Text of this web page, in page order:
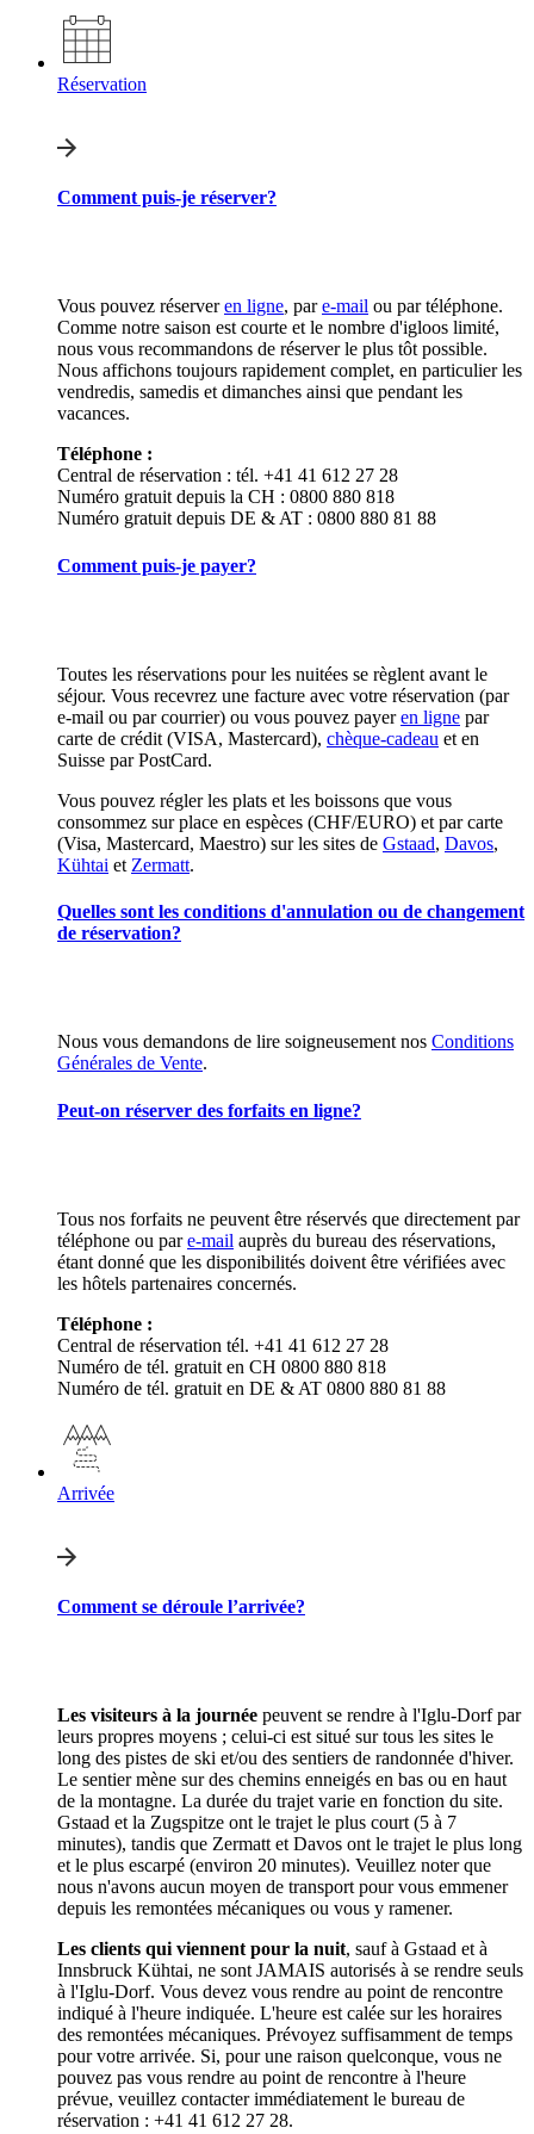
Réservation
Comment puis-je réserver?
Vous pouvez réserveren ligne, pare-mail ou par téléphone.
Comme notre saison est courte et le nombre d'igloos limité,
nous vous recommandons de réserver le plus tôt possible.
Nous affichons toujours rapidement complet, en particulier les
vendredis, samedis et dimanches ainsi que pendant les
vacances.
Téléphone :
Central de réservation : tél. +41 41 612 27 28
Numéro gratuit depuis la CH : 0800 880 818
Numéro gratuit depuis DE & AT : 0800 880 81 88
Comment puis-je payer?
Toutes les réservations pour les nuitées se règlent avant le
séjour. Vous recevrez une facture avec votre réservation (par
e-mail ou par courrier) ou vous pouvez payeren ligne par
carte de crédit (VISA, Mastercard), chèque-cadeau et en
Suisse par PostCard.
Vous pouvez régler les plats et les boissons que vous
consommez sur place en espèces (CHF/EURO) et par carte
(Visa, Mastercard, Maestro) sur les sites de Gstaad, Davos,
Kühtai et Zermatt.
Quelles sont les conditions d'annulation ou de changement
de réservation?
Nous vous demandons de lire soigneusement nos Conditions
Générales de Vente.
Peut-on réserver des forfaits en ligne?
Tous nos forfaits ne peuvent être réservés que directement par
téléphone ou pare-mail auprès du bureau des réservations,
étant donné que les disponibilités doivent être vérifiées avec
les hôtels partenaires concernés.
Téléphone :
Central de réservation tél. +41 41 612 27 28
Numéro de tél. gratuit en CH 0800 880 818
Numéro de tél. gratuit en DE & AT 0800 880 81 88
Arrivée
Comment se déroule l’arrivée?
Les visiteurs à la journée peuvent se rendre à l'Iglu-Dorf par
leurs propres moyens ; celui-ci est situé sur tous les sites le
long des pistes de ski et/ou des sentiers de randonnée d'hiver.
Le sentier mène sur des chemins enneigés en bas ou en haut
de la montagne. La durée du trajet varie en fonction du site.
Gstaad et la Zugspitze ont le trajet le plus court (5 à 7
minutes), tandis que Zermatt et Davos ont le trajet le plus long
et le plus escarpé (environ 20 minutes). Veuillez noter que
nous n'avons aucun moyen de transport pour vous emmener
depuis les remontées mécaniques ou vous y ramener.
Les clients qui viennent pour la nuit, sauf à Gstaad et à
Innsbruck Kühtai, ne sont JAMAIS autorisés à se rendre seuls
à l'Iglu-Dorf. Vous devez vous rendre au point de rencontre
indiqué à l'heure indiquée. L'heure est calée sur les horaires
des remontées mécaniques. Prévoyez suffisamment de temps
pour votre arrivée. Si, pour une raison quelconque, vous ne
pouvez pas vous rendre au point de rencontre à l'heure
prévue, veuillez contacter immédiatement le bureau de
réservation : +41 41 612 27 28.